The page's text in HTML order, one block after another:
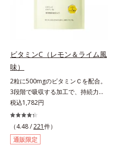
訂増補日本食品標準成分表2020」
より、ほうれん草（ゆで）1束210g
ビタミンC（レモン＆ライム風
味）
2粒に500mgのビタミンＣを配合。
3段階で吸収する加工で、持続力が
ぐんとアップ。ビタミンC（レモン
＆ライム風味）は、栄養機能食品で
すビタミンCは、皮膚や粘膜の健康
維持を助けるとともに、抗酸化作用
を持つ栄養素です。2粒にレモン約
税込1,782円
（4.48 /221件）
通販限定